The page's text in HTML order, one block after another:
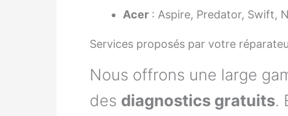
Acer : Aspire, Predator, Swift,
Services proposés par votre
Nous offrons une large
des diagnostics gratuits.